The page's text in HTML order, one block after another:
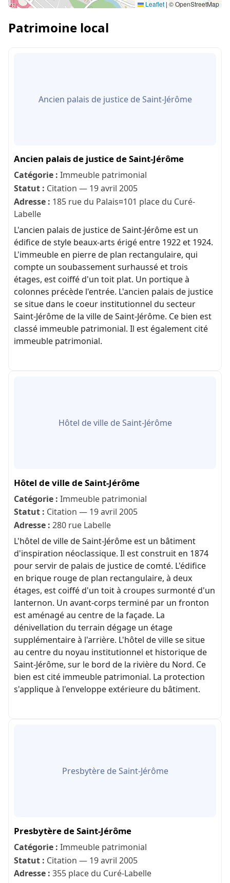
Leaflet | © OpenStreetMap
Patrimoine local
Ancien palais de justice de Saint-Jérôme
Ancien palais de justice de Saint-Jérôme
Catégorie : Immeuble patrimonial
Statut : Citation — 19 avril 2005
Adresse : 185 rue du Palais¤101 place du Curé-
Labelle
L'ancien palais de justice de Saint-Jérôme est un
édifice de style beaux-arts érigé entre 1922 et 1924.
L'immeuble en pierre de plan rectangulaire, qui
compte un soubassement surhaussé et trois
étages, est coiffé d'un toit plat. Un portique à
colonnes précède l'entrée. L'ancien palais de justice
se situe dans le coeur institutionnel du secteur
Saint-Jérôme de la ville de Saint-Jérôme. Ce bien est
classé immeuble patrimonial. Il est également cité
immeuble patrimonial.
Hôtel de ville de Saint-Jérôme
Hôtel de ville de Saint-Jérôme
Catégorie : Immeuble patrimonial
Statut : Citation — 19 avril 2005
Adresse : 280 rue Labelle
L'hôtel de ville de Saint-Jérôme est un bâtiment
d'inspiration néoclassique. Il est construit en 1874
pour servir de palais de justice de comté. L'édifice
en brique rouge de plan rectangulaire, à deux
étages, est coiffé d'un toit à croupes surmonté d'un
lanternon. Un avant-corps terminé par un fronton
est aménagé au centre de la façade. La
dénivellation du terrain dégage un étage
supplémentaire à l'arrière. L'hôtel de ville se situe
au centre du noyau institutionnel et historique de
Saint-Jérôme, sur le bord de la rivière du Nord. Ce
bien est cité immeuble patrimonial. La protection
s'applique à l'enveloppe extérieure du bâtiment.
Presbytère de Saint-Jérôme
Presbytère de Saint-Jérôme
Catégorie : Immeuble patrimonial
Statut : Citation — 19 avril 2005
Adresse : 355 place du Curé-Labelle